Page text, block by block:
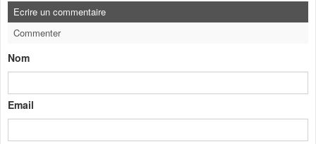
Ecrire un commentaire
Commenter
Nom
Email